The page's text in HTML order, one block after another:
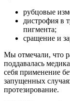
рубцовые
дистрофия в
пигмента;
сращение и
Мы отмечали, что
поддавалась
себя применение
запущенных
протезирование.